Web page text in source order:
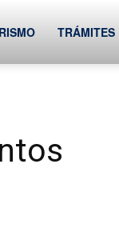
TRÁMITES